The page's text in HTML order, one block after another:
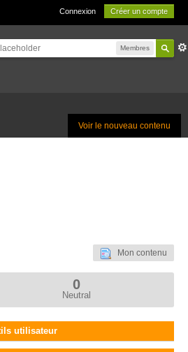
Connexion Créer un compte
Membres
Voir le nouveau contenu
Mon contenu
0
Neutral
utilisateur